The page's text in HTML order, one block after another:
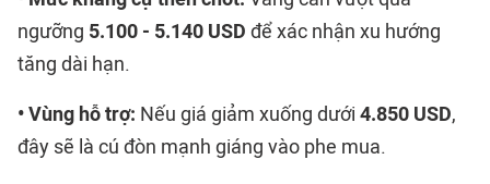
ngưỡng 5.100 - 5.140 USD để xác nhận xu hướng
tăng dài hạn.
• Vùng hỗ trợ: Nếu giá giảm xuống dưới 4.850 USD,
đây sẽ là cú đòn mạnh giáng vào phe mua.